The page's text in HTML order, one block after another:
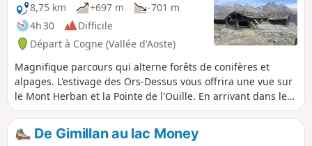
8,75 km
+697 m
-701 m
4h 30
Difficile
Départ à Cogne (Vallée d'Aoste)
Magnifique parcours qui alterne forêts de conifères et
alpages. L'estivage des Ors-Dessus vous offrira une vue sur
le Mont Herban et la Pointe de l'Ouille. En arrivant dans le
vallon du torrente Pousset, vous apprécierez l'imposante
Punta Pousset.
De Gimillan au lac Money